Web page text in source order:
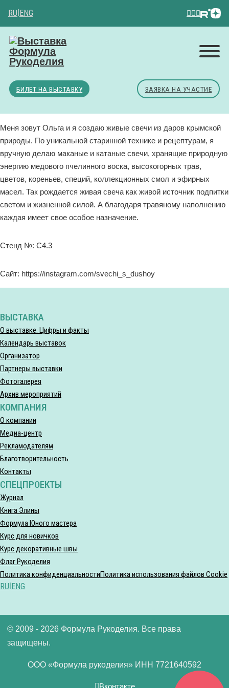
RU ENG
БИЛЕТ НА ВЫСТАВКУ ЗАЯВКА НА УЧАСТИЕ
Меня зовут Ольга и я создаю живые свечи из даров крымской
природы. По уникальной старинной технике и рецептурам, я
вручную делаю маканые и катаные свечи, хранящие природную
энергию медового пчелинного воска, высокогорных трав,
цветов, кореньев, специй, коллекционных смол и эфирных
масел. Так рождается живая свеча как живой источник подпитки
светом и жизненной силой. А благодаря травяному наполнению
каждая имеет свое особое назначение.
Стенд №: C4.3
Сайт: https://instagram.com/svechi_s_dushoy
ВЫСТАВКА
О выставке. Цифры и факты
Календарь выставок
Организатор
Партнеры выставки
Фотогалерея
Архив мероприятий
КОМПАНИЯ
О компании
Медиа-центр
Рекламодателям
Благотворительность
Контакты
СПЕЦПРОЕКТЫ
Журнал
Книга Элины
Формула Юного мастера
Курс для новичков
Курс декоративные швы
Флаг Рукоделия
Политика конфиденциальностиПолитика использования файлов Cookie
RU ENG
© 2009 - 2026 Формула Рукоделия. Все права
защищены.
ООО «Формула рукоделия» ИНН 7721640592
Вконтакте